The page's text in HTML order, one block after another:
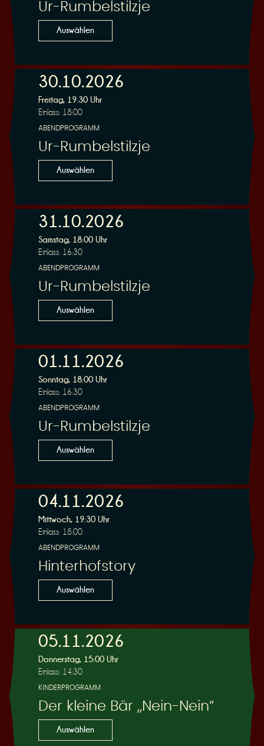
Ur-Rumbelstilzje
Auswählen
30.10.2026
Freitag, 19:30 Uhr
Einlass: 18:00
ABENDPROGRAMM
Ur-Rumbelstilzje
Auswählen
31.10.2026
Samstag, 18:00 Uhr
Einlass: 16:30
ABENDPROGRAMM
Ur-Rumbelstilzje
Auswählen
01.11.2026
Sonntag, 18:00 Uhr
Einlass: 16:30
ABENDPROGRAMM
Ur-Rumbelstilzje
Auswählen
04.11.2026
Mittwoch, 19:30 Uhr
Einlass: 18:00
ABENDPROGRAMM
Hinterhofstory
Auswählen
05.11.2026
Donnerstag, 15:00 Uhr
Einlass: 14:30
KINDERPROGRAMM
Der kleine Bär „Nein-Nein“
Auswählen